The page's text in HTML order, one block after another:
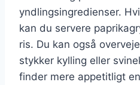
yndlingsingredienser.
kan du servere
ris. Du kan også
stykker kylling eller
finder mere appetitligt